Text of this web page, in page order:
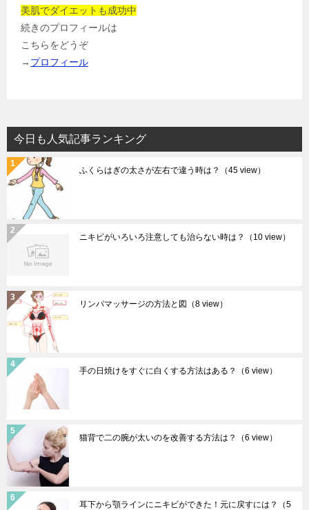
美肌でダイエットも成功中
続きのプロフィールは
こちらをどうぞ
→ プロフィール
今日も人気記事ランキング
ふくらはぎの太さが左右で違う時は？ （45 view）
ニキビがいろいろ注意しても治らない時は？ （10 view）
リンパマッサージの方法と図 （8 view）
手の日焼けをすぐに白くする方法はある？ （6 view）
猫背で二の腕が太いのを改善する方法は？ （6 view）
耳下から顎ラインにニキビができた！元に戻すには？
（5